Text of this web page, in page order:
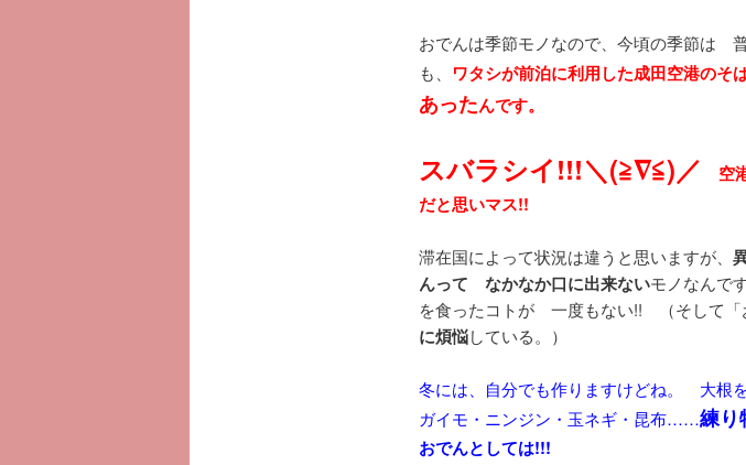
おでんは季節モノなので、今頃の季節は
も、
ワタシが前泊に利用した成田空港のそ
あったんです。
スバラシイ!!!＼(≧∇≦)／ 空
だと思いマス!!
滞在国によって状況は違うと思いますが、
んって なかなか口に出来ないモノなんで
を食ったコトが 一度もない!! （そして「
に煩悩している。）
冬には、自分でも作りますけどね。 大根
ガイモ・ニンジン・玉ネギ・昆布……練り
おでんとしては!!!